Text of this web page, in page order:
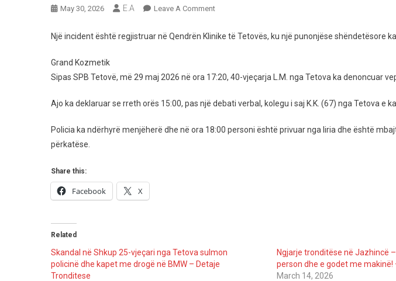
May 30, 2026 E.A Leave A CommentOn
Kolegët
E
–
Një incident është regjistruar në Qendrën Klinike të Tetovës, ku një punonjëse shëndetësore
Grand Kozmetik
Sipas SPB Tetovë, më 29 maj 2026 në ora 17:20, 40-vjeçarja L.M. nga Tetova ka denoncuar
Ajo ka deklaruar se rreth orës 15:00, pas një debati verbal, kolegu i saj K.K. (67) nga Tetova e
Policia ka ndërhyrë menjëherë dhe në ora 18:00 personi është privuar nga liria dhe është
përkatëse.
Share this:
Facebook X
Related
Skandal në Shkup 25-vjeçari nga Tetova sulmon
policinë dhe kapet me drogë në BMW – Detaje
Tronditese
Ngjarje tronditëse në Jazhincë
person dhe e godet me makinë!
March 14, 2026